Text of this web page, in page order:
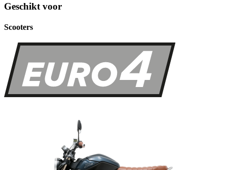
Geschikt voor
Scooters